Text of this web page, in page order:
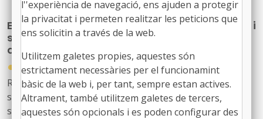
914637)
El Govern de l’Estat aprova mesures laborals i
socials urgents per protegir les persones
afectades pels incendis forestals
●
30/07/2026
Reial decret llei 20/2026, de 29 de juliol, pel qual
s’estableixen mesures urgents de protecció laboral i
social davant els incendis forestals.
l''experiència de navegació, ens ajuden a protegir
la privacitat i permeten realitzar les peticions que
ens solicitin a través de la web.
Utilitzem galetes propies, aquestes són
estrictament necessàries per el funcionamint
bàsic de la web i, per tant, sempre estan actives.
Altrament, també utilitzem galetes de tercers,
aquestes són opcionals i es poden configurar des